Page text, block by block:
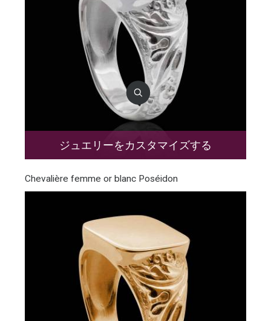
ジュエリーをカスタマイズする
Chevalière femme or blanc Poséidon